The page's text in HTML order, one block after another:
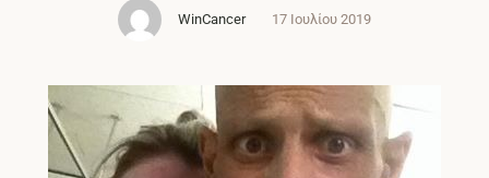
στο θάνατο.Ένας άνθρωπος που μπορούσε να σε
γοητεύσει από την πρώτη στιγμή και να σε κάνει να θέλεις
WinCancer 17 Ιουλίου 2019